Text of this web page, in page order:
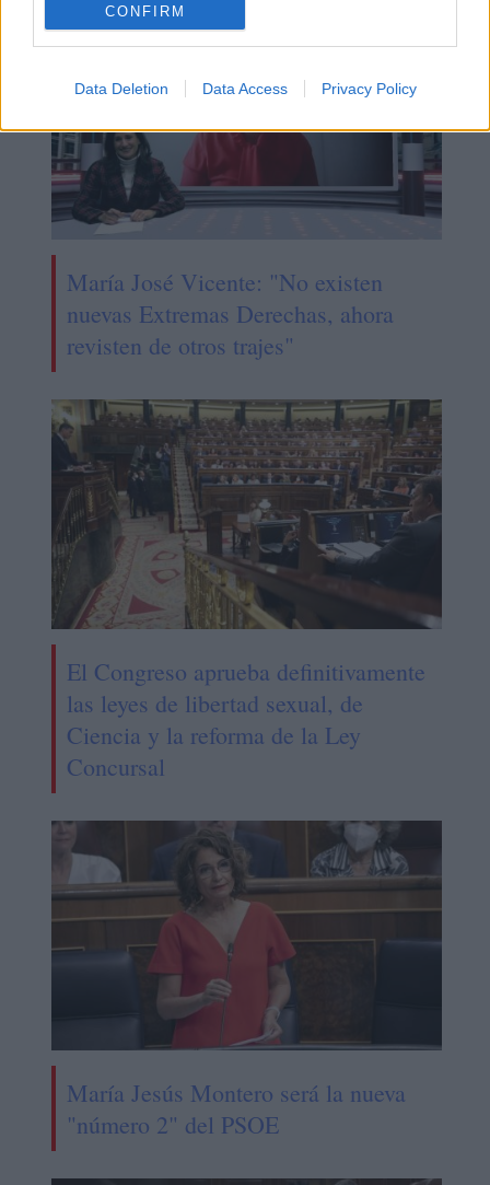
CONFIRM
Data Deletion Data Access Privacy Policy
María José Vicente: "No existen
nuevas Extremas Derechas, ahora
revisten de otros trajes"
El Congreso aprueba definitivamente
las leyes de libertad sexual, de
Ciencia y la reforma de la Ley
Concursal
María Jesús Montero será la nueva
"número 2" del PSOE